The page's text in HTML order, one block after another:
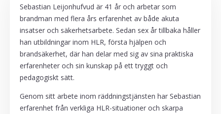
Sebastian Leijonhufvud är 41 år och arbetar som
brandman med flera års erfarenhet av både akuta
insatser och säkerhetsarbete. Sedan sex år tillbaka håller
han utbildningar inom HLR, första hjälpen och
brandsäkerhet, där han delar med sig av sina praktiska
erfarenheter och sin kunskap på ett tryggt och
pedagogiskt sätt.
Genom sitt arbete inom räddningstjänsten har Sebastian
erfarenhet från verkliga HLR-situationer och skarpa